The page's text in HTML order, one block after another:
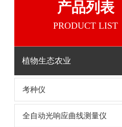
产品列表
PRODUCT LIST
植物生态农业
考种仪
全自动光响应曲线测量仪